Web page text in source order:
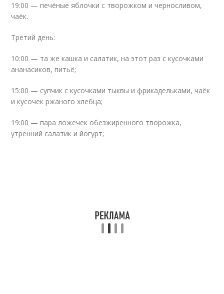
19:00 — печёные яблочки с творожком и черносливом,
чаёк.
Третий день:
10:00 — та же кашка и салатик, на этот раз с кусочками
ананасиков, питьё;
15:00 — супчик с кусочками тыквы и фрикадельками, чаёк
и кусочек ржаного хлебца;
19:00 — пара ложечек обезжиренного творожка,
утренний салатик и йогурт;